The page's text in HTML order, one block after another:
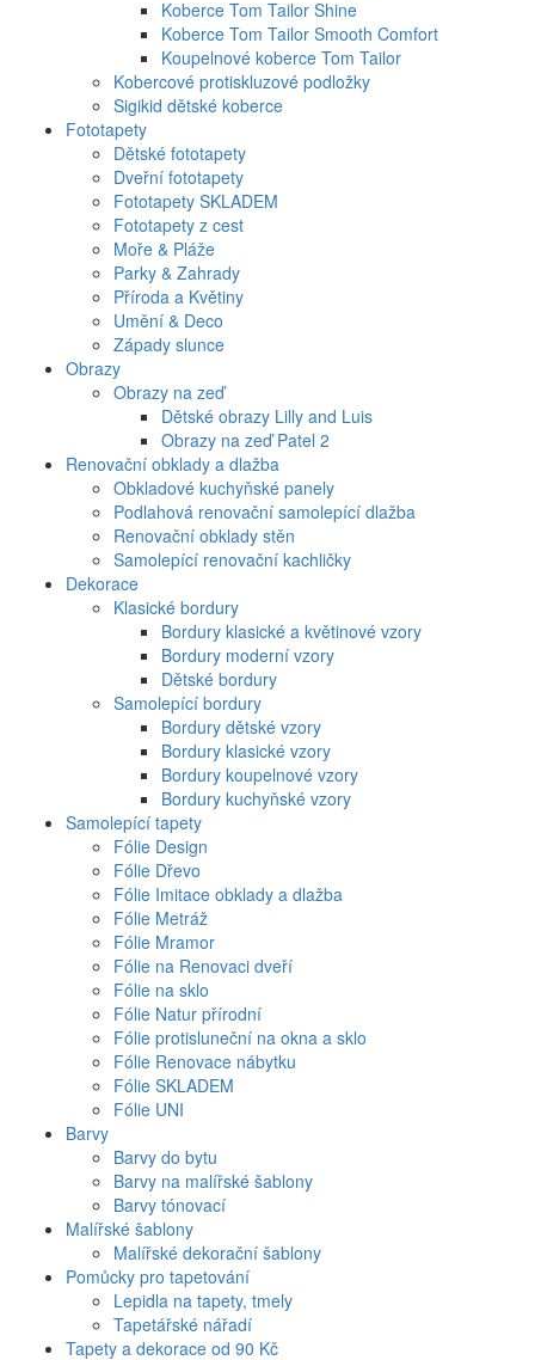
Koberce Tom Tailor Shine
Koberce Tom Tailor Smooth Comfort
Koupelnové koberce Tom Tailor
Kobercové protiskluzové podložky
Sigikid dětské koberce
Fototapety
Dětské fototapety
Dveřní fototapety
Fototapety SKLADEM
Fototapety z cest
Moře & Pláže
Parky & Zahrady
Příroda a Květiny
Umění & Deco
Západy slunce
Obrazy
Obrazy na zeď
Dětské obrazy Lilly and Luis
Obrazy na zeď Patel 2
Renovační obklady a dlažba
Obkladové kuchyňské panely
Podlahová renovační samolepící dlažba
Renovační obklady stěn
Samolepící renovační kachličky
Dekorace
Klasické bordury
Bordury klasické a květinové vzory
Bordury moderní vzory
Dětské bordury
Samolepící bordury
Bordury dětské vzory
Bordury klasické vzory
Bordury koupelnové vzory
Bordury kuchyňské vzory
Samolepící tapety
Fólie Design
Fólie Dřevo
Fólie Imitace obklady a dlažba
Fólie Metráž
Fólie Mramor
Fólie na Renovaci dveří
Fólie na sklo
Fólie Natur přírodní
Fólie protisluneční na okna a sklo
Fólie Renovace nábytku
Fólie SKLADEM
Fólie UNI
Barvy
Barvy do bytu
Barvy na malířské šablony
Barvy tónovací
Malířské šablony
Malířské dekorační šablony
Pomůcky pro tapetování
Lepidla na tapety, tmely
Tapetářské nářadí
Tapety a dekorace od 90 Kč